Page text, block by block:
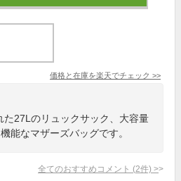
価格と在庫を楽天でチェック >>
た27Lのリュックサック、大容量
能なマザーズバッグです。
全てのおすすめコメント (2件) >